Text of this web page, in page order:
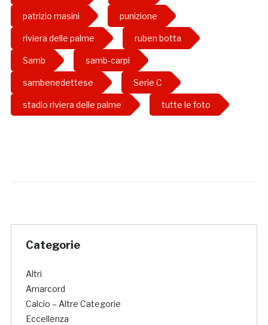
patrizio masini punizione
riviera delle palme ruben botta
Samb samb-carpi
sambenedettese Serie C
stadio riviera delle palme tutte le foto
Categorie
Altri
Amarcord
Calcio – Altre Categorie
Eccellenza